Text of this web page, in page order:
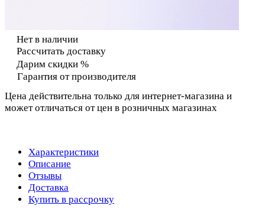
Нет в наличии
Рассчитать доставку
Дарим скидки %
Гарантия от производителя
Цена действительна только для интернет-магазина и
может отличаться от цен в розничных магазинах
Характеристики
Описание
Отзывы
Доставка
Купить в рассрочку